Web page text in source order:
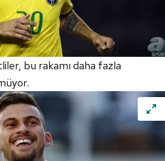
bu rakamı daha fazla